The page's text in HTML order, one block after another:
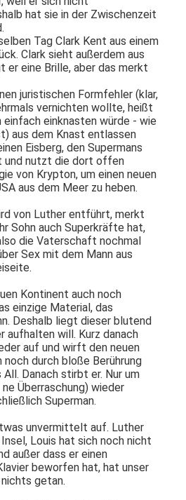
hat sie in der Zwischenzeit
Tag Clark Kent aus einem
Clark sieht außerdem aus
er eine Brille, aber das merkt
juristischen Formfehler (klar,
vernichten wollte, heißt
einfach einknasten würde - wie
aus dem Knast entlassen
Eisberg, den Supermans
und nutzt die dort offen
von Krypton, um einen neuen
aus dem Meer zu heben.
von Luther entführt, merkt
Sohn auch Superkräfte hat,
die Vaterschaft nochmal
Sex mit dem Mann aus
Kontinent auch noch
einzige Material, das
Deshalb liegt dieser blutend
aufhalten will. Kurz danach
auf und wirft den neuen
noch durch bloße Berührung
Danach stirbt er. Nur um
Überraschung) wieder
Superman.
unvermittelt auf. Luther
Louis hat sich noch nicht
außer dass er einen
beworfen hat, hat unser
getan.